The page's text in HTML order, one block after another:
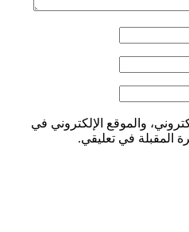
والموقع الإلكتروني في
المقبلة في تعليقي.